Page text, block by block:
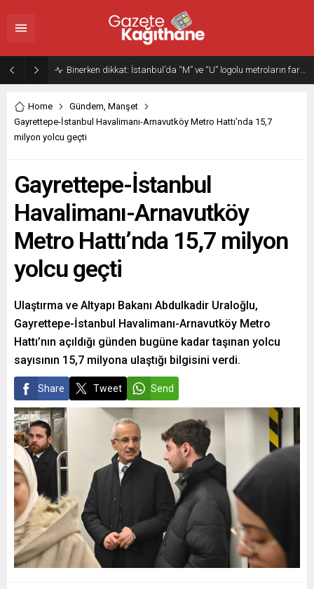
Home Gündem Manşet
Gayrettepe-İstanbul Havalimanı-Arnavutköy Metro Hattı’nda 15,7
milyon yolcu geçti
Gayrettepe-İstanbul
Havalimanı-Arnavutköy
Metro Hattı’nda 15,7 milyon
yolcu geçti
Ulaştırma ve Altyapı Bakanı Abdulkadir Uraloğlu,
Gayrettepe-İstanbul Havalimanı-Arnavutköy Metro
Hattı’nın açıldığı günden bugüne kadar taşınan yolcu
sayısının 15,7 milyona ulaştığı bilgisini verdi.
Share Tweet Send